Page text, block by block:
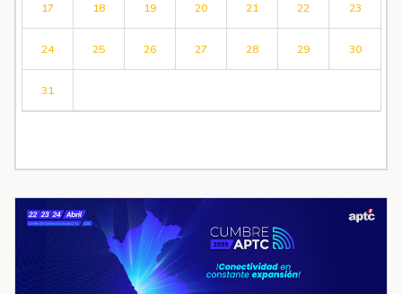
17 18 19 20 21 22 23
24 25 26 27 28 29 30
31